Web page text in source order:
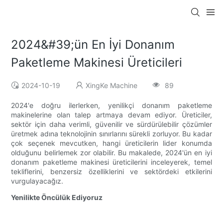
2024&#39;ün En İyi Donanım
Paketleme Makinesi Üreticileri
2024-10-19 XingKe Machine 89
2024'e doğru ilerlerken, yenilikçi donanım paketleme
makinelerine olan talep artmaya devam ediyor. Üreticiler,
sektör için daha verimli, güvenilir ve sürdürülebilir çözümler
üretmek adına teknolojinin sınırlarını sürekli zorluyor. Bu kadar
çok seçenek mevcutken, hangi üreticilerin lider konumda
olduğunu belirlemek zor olabilir. Bu makalede, 2024'ün en iyi
donanım paketleme makinesi üreticilerini inceleyerek, temel
tekliflerini, benzersiz özelliklerini ve sektördeki etkilerini
vurgulayacağız.
Yenilikte Öncülük Ediyoruz